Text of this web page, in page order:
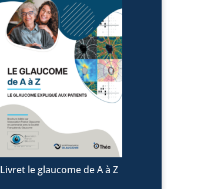
Livret le glaucome de A à Z